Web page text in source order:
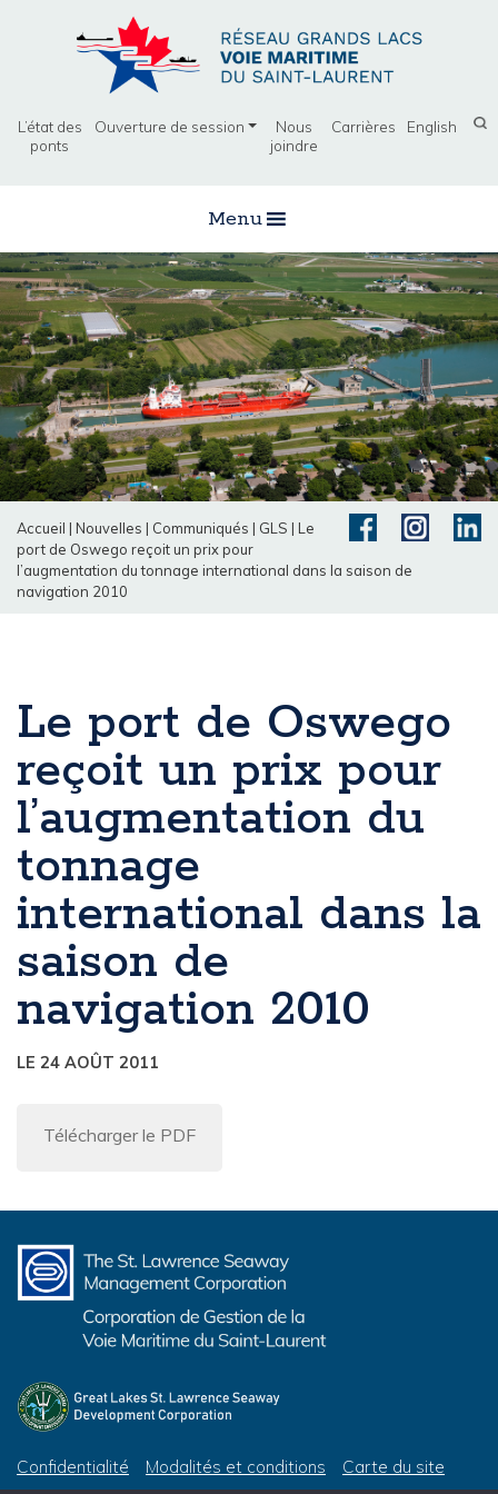
L’état des
ponts
Ouverture de session
Nous
joindre
Carrières English
Menu
Accueil | Nouvelles | Communiqués | GLS | Le
port de Oswego reçoit un prix pour
l’augmentation du tonnage international dans la saison de
navigation 2010
Le port de Oswego
reçoit un prix pour
l’augmentation du
tonnage
international dans la
saison de
navigation 2010
LE 24 AOÛT 2011
Télécharger le PDF
Confidentialité Modalités et conditions Carte du site